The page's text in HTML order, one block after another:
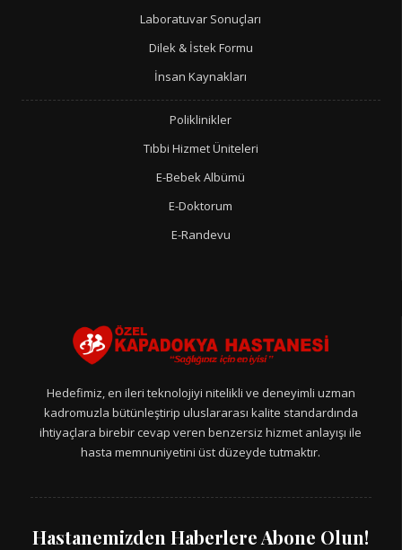
Laboratuvar Sonuçları
Dilek & İstek Formu
İnsan Kaynakları
Poliklinikler
Tıbbi Hizmet Üniteleri
E-Bebek Albümü
E-Doktorum
E-Randevu
Hedefimiz, en ileri teknolojiyi nitelikli ve deneyimli uzman
kadromuzla bütünleştirip uluslararası kalite standardında
ihtiyaçlara birebir cevap veren benzersiz hizmet anlayışı ile
hasta memnuniyetini üst düzeyde tutmaktır.
Hastanemizden Haberlere Abone Olun!